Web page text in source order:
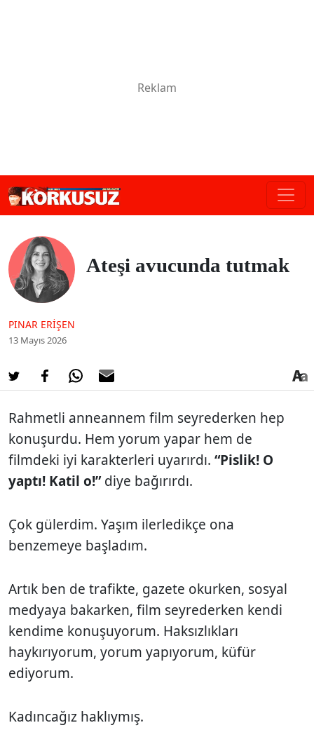
Ateşi avucunda tutmak
PINAR ERIŞEN
13 Mayıs 2026
Rahmetli anneannem film seyrederken hep
konuşurdu. Hem yorum yapar hem de
filmdeki iyi karakterleri uyarırdı. “Pislik! O
yaptı! Katil o!”diye bağırırdı.
Çok gülerdim. Yaşım ilerledikçe ona
benzemeye başladım.
Artık ben de trafikte, gazete okurken, sosyal
medyaya bakarken, film seyrederken kendi
kendime konuşuyorum. Haksızlıkları
haykırıyorum, yorum yapıyorum, küfür
ediyorum.
Kadıncağız haklıymış.